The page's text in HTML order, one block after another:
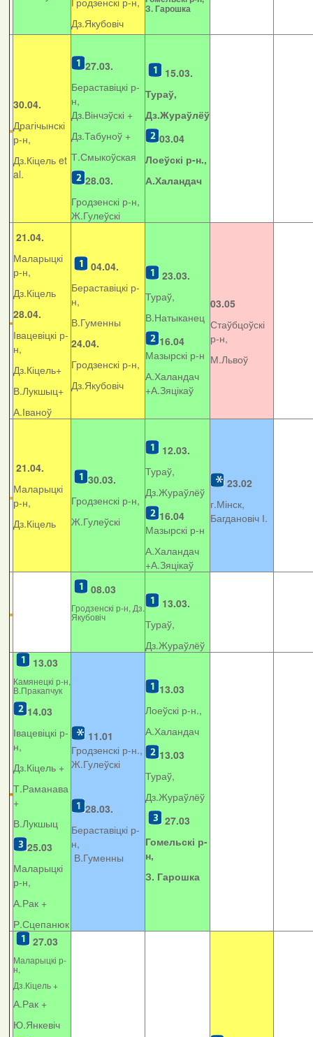
Дз.Якубовіч
З. Гарошка
30.04.
Драгічынскі
р-н,
Дз.Кіцель et
al.
27.03.
Бераставіцкі р-
н,
Дз.Вінчэўскі +
Дз.Табуноў +
Т.Смыкоўская
28.03.
Гродзенскі р-н,
Ж.Гулеўскі
15.03.
Тураў,
Дз.Жураўлёў
03.04
Лоеўскі р-н.,
А.Халандач
21.04.
Маларыцкі
р-н,
Дз.Кіцель
28.04.
Івацевіцкі р-
н,
Дз.Кіцель+
В.Лукшыц+
А.Іваноў
04.04.
Бераставіцкі р-
н,
В.Гуменны
24.04.
Гродзенскі р-н,
Дз.Якубовіч
23.03.
Тураў,
В.Натыканец
16.04
Мазырскі р-н
А.Халандач
+А.Зяцікаў
03.05
Стаўбцоўскі
р-н,
М.Львоў
21.04.
Маларыцкі
р-н,
Дз.Кіцель
30.03.
Гродзенскі р-н,
Ж.Гулеўскі
12.03.
Тураў,
Дз.Жураўлёў
16.04
Мазырскі р-н
А.Халандач
+А.Зяцікаў
23.02
г.Мінск,
Багдановіч І.
08.03
Гродзенскі р-н, Дз.
Якубовіч
13.03.
Тураў,
Дз.Жураўлёў
13.03
Камянецкі р-н,
В.Пракапчук
14.03
Івацевіцкі р-
н,
Дз.Кіцель +
Т.Раманава
+
В.Лукшыц
25.03
Маларыцкі
р-н,
А.Рак +
Р.Сцепанюк
11.01
Гродзенскі р-н.,
Ж.Гулеўскі
28.03.
Бераставіцкі р-
н,
В.Гуменны
13.03
Лоеўскі р-н.,
А.Халандач
13.03
Тураў,
Дз.Жураўлёў
27.03
Гомельскі р-
н,
З. Гарошка
27.03
Маларыцкі р-
н,
Дз.Кіцель +
А.Рак +
Ю.Янкевіч